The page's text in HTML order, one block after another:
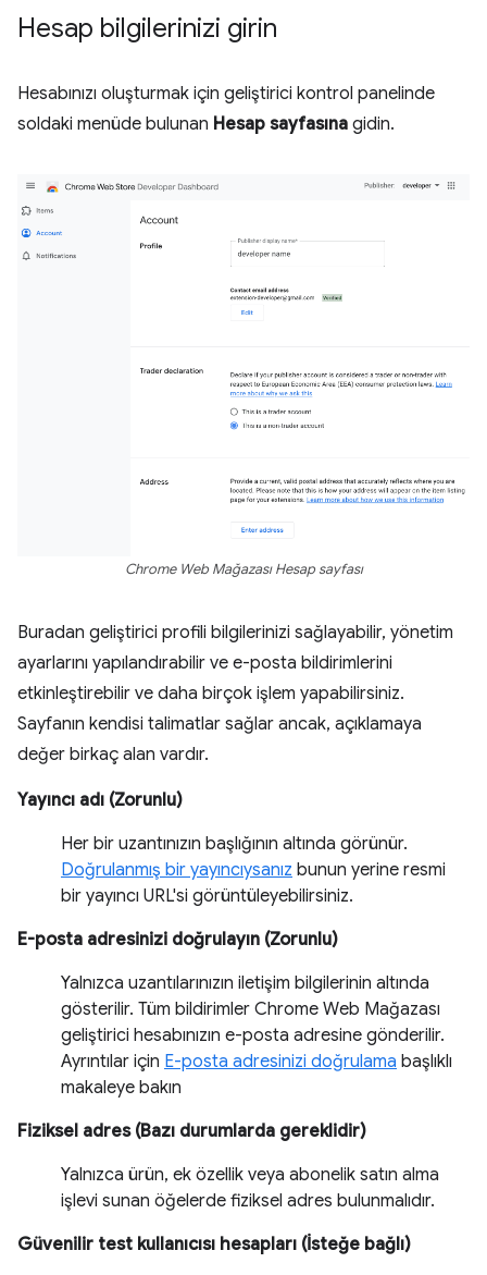
Hesap bilgilerinizi girin
Hesabınızı oluşturmak için geliştirici kontrol panelinde
soldaki menüde bulunan Hesap sayfasına gidin.
Chrome Web Mağazası Hesap sayfası
Buradan geliştirici profili bilgilerinizi sağlayabilir, yönetim
ayarlarını yapılandırabilir ve e-posta bildirimlerini
etkinleştirebilir ve daha birçok işlem yapabilirsiniz.
Sayfanın kendisi talimatlar sağlar ancak, açıklamaya
değer birkaç alan vardır.
Yayıncı adı (Zorunlu)
Her bir uzantınızın başlığının altında görünür.
Doğrulanmış bir yayıncıysanız bunun yerine resmi
bir yayıncı URL'si görüntüleyebilirsiniz.
E-posta adresinizi doğrulayın (Zorunlu)
Yalnızca uzantılarınızın iletişim bilgilerinin altında
gösterilir. Tüm bildirimler Chrome Web Mağazası
geliştirici hesabınızın e-posta adresine gönderilir.
Ayrıntılar için E-posta adresinizi doğrulama başlıklı
makaleye bakın
Fiziksel adres (Bazı durumlarda gereklidir)
Yalnızca ürün, ek özellik veya abonelik satın alma
işlevi sunan öğelerde fiziksel adres bulunmalıdır.
Güvenilir test kullanıcısı hesapları (İsteğe bağlı)